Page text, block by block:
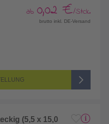
ab 0,02 €/Stck.
brutto inkl. DE-Versand
(5,5 x 15,0